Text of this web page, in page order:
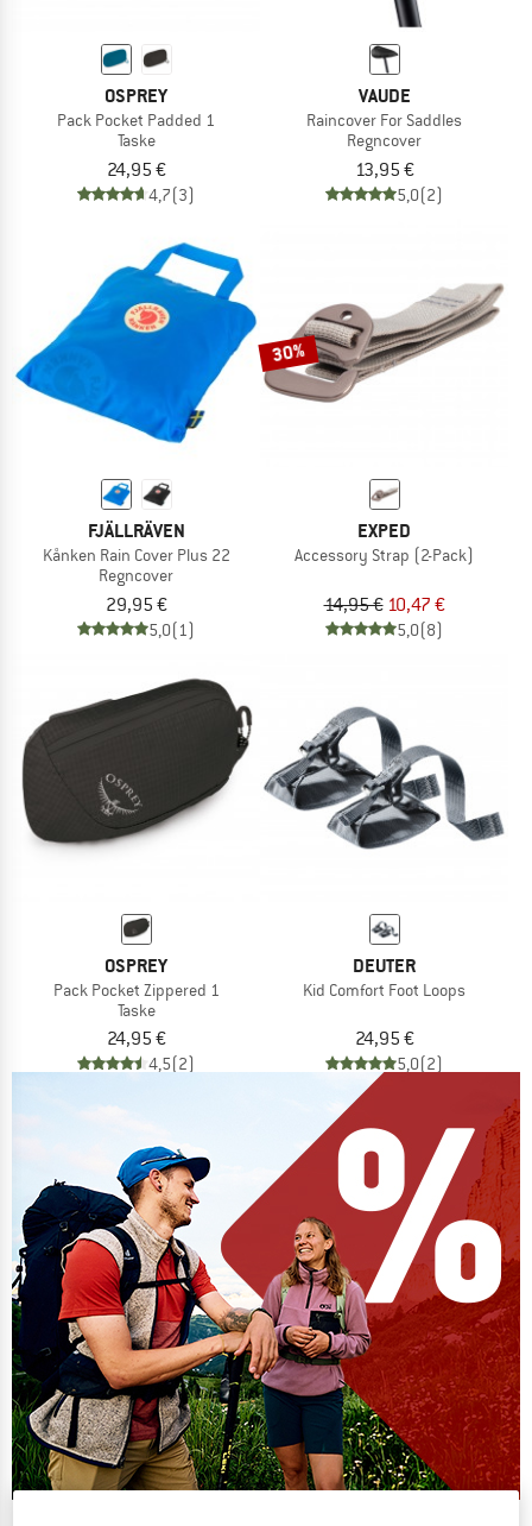
OSPREY
Pack Pocket Padded 1
Taske
24,95 €
4,7(3)
VAUDE
Raincover For Saddles
Regncover
13,95 €
5,0(2)
FJÄLLRÄVEN
Kånken Rain Cover Plus 22
Regncover
29,95 €
5,0(1)
30%
EXPED
Accessory Strap (2-Pack)
14,95 € 10,47 €
5,0(8)
OSPREY
Pack Pocket Zippered 1
Taske
24,95 €
4,5(2)
DEUTER
Kid Comfort Foot Loops
24,95 €
5,0(2)